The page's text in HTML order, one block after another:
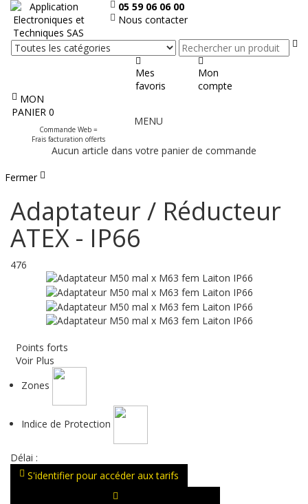
05 59 06 06 00
Nous contacter
Mes
favoris
Mon
compte
MON
PANIER 0
Commande Web =
Frais facturation offerts
le
MENU
Aucun article dans votre panier de commande
Fermer
Adaptateur / Réducteur
ATEX - IP66
476
Points forts
Voir Plus
Zones
Indice de Protection
Délai :
S'identifier pour accéder aux tarifs